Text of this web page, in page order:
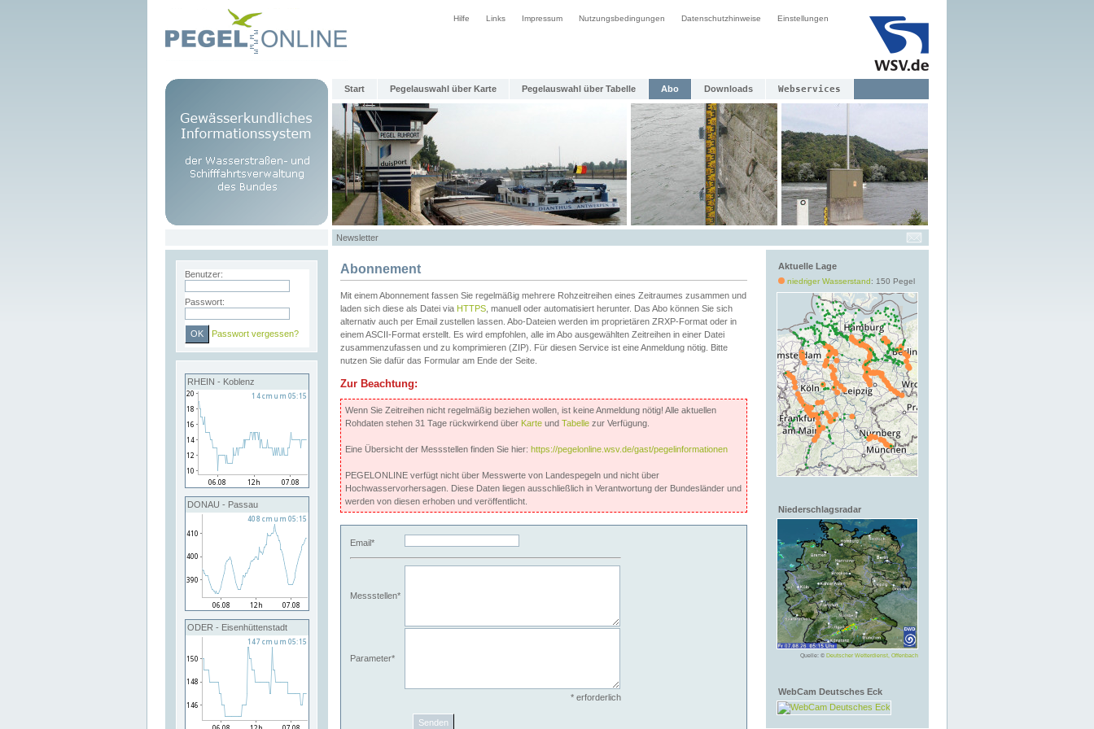
Hilfe Links Impressum Nutzungsbedingungen Datenschutzhinweise Einstellungen
Start Pegelauswahl über Karte Pegelauswahl über Tabelle Abo Downloads Webservices
Newsletter
Benutzer:
Passwort:
Passwort vergessen?
RHEIN - Koblenz
DONAU - Passau
ODER - Eisenhüttenstadt
Aktuelle Lage
niedriger Wasserstand: 150 Pegel
Niederschlagsradar
Quelle: © Deutscher Wetterdienst, Offenbach
WebCam Deutsches Eck
Abonnement
Mit einem Abonnement fassen Sie regelmäßig mehrere Rohzeitreihen eines Zeitraumes zusammen und
laden sich diese als Datei via HTTPS , manuell oder automatisiert herunter. Das Abo können Sie sich
alternativ auch per Email zustellen lassen. Abo-Dateien werden im proprietären ZRXP-Format oder in
einem ASCII-Format erstellt. Es wird empfohlen, alle im Abo ausgewählten Zeitreihen in einer Datei
zusammenzufassen und zu komprimieren (ZIP). Für diesen Service ist eine Anmeldung nötig. Bitte
nutzen Sie dafür das Formular am Ende der Seite.
Zur Beachtung:
Wenn Sie Zeitreihen nicht regelmäßig beziehen wollen, ist keine Anmeldung nötig! Alle aktuellen
Rohdaten stehen 31 Tage rückwirkend über Karte und Tabelle zur Verfügung.
Eine Übersicht der Messstellen finden Sie hier: https://pegelonline.wsv.de/gast/pegelinformationen
PEGELONLINE verfügt nicht über Messwerte von Landespegeln und nicht über
Hochwasservorhersagen. Diese Daten liegen ausschließlich in Verantwortung der Bundesländer und
werden von diesen erhoben und veröffentlicht.
Email*
Messstellen*
Parameter*
* erforderlich